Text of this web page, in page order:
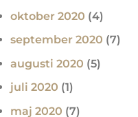
oktober 2020 (4)
september 2020 (7)
augusti 2020 (5)
juli 2020 (1)
maj 2020 (7)